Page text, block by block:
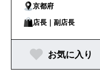
京都府
店長｜副店長
お気に入り